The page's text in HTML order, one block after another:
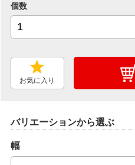
個数
お気に入り
バリエーションから選ぶ
幅